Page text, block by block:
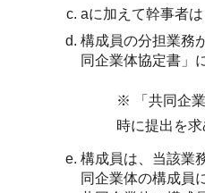
aに加えて幹事者は
構成員の分担業務
同企業体協定書」
※ 「共同企
時に提出を求
構成員は、当該業
同企業体の構成員